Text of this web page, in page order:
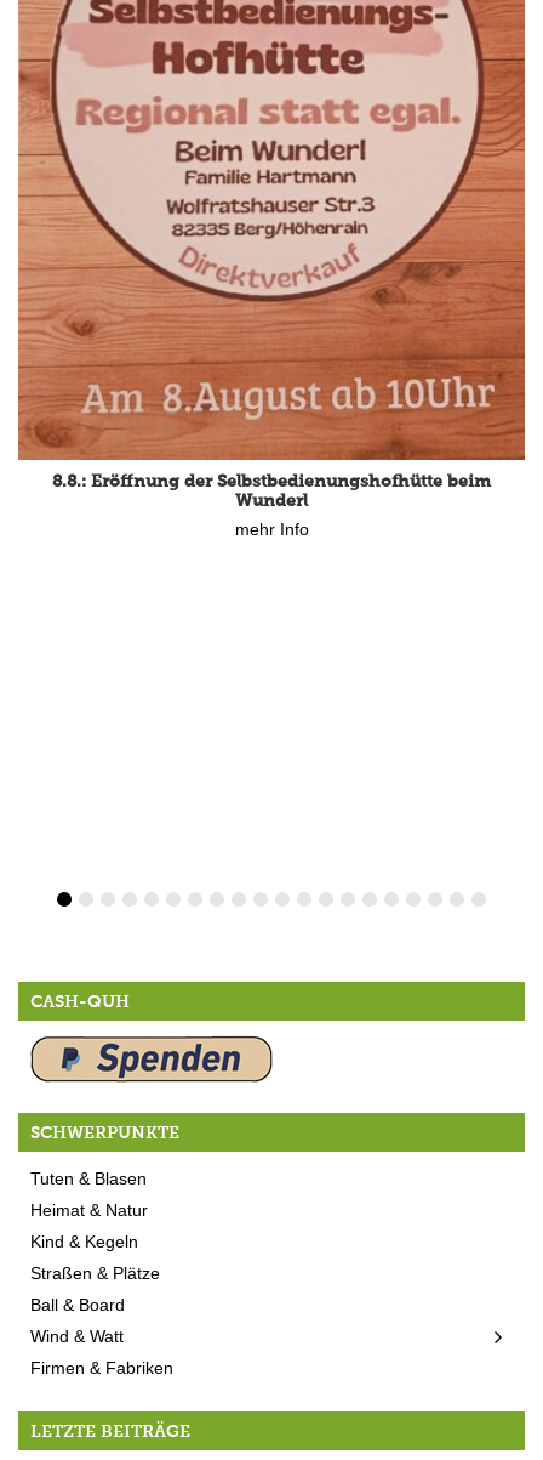
8.8.: Eröffnung der Selbstbedienungshofhütte beim
Wunderl
mehr Info
CASH-QUH
SCHWERPUNKTE
Tuten & Blasen
Heimat & Natur
Kind & Kegeln
Straßen & Plätze
Ball & Board
Wind & Watt
Firmen & Fabriken
LETZTE BEITRÄGE